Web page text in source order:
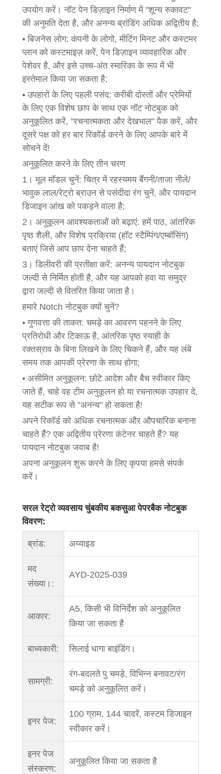
उपयोग करें। नॉट पेन डिज़ाइन निर्माण में "शून्य रुकावट"
की अनुमति देता है, और अनन्य ब्रांडिंग अधिक अद्वितीय है;
• बिजनेस लोग: कंपनी के लोगो, मीटिंग मिनट और कस्टमर
प्लान को कस्टमाइज़ करें, पेन डिज़ाइन व्यावहारिक और
पेशेवर है, और इसे उच्च-अंत स्मारिका के रूप में भी
इस्तेमाल किया जा सकता है;
• उपहारों के लिए पहली पसंद: करीबी दोस्तों और प्रेमियों
के लिए एक विशेष छाप के साथ एक नॉट नोटबुक को
अनुकूलित करें, "रचनात्मकता और देखभाल" पैक करें, और
दूसरे पक्ष को हर बार रिकॉर्ड करने के लिए आपके बारे में
सोचने दें!
अनुकूलित करने के लिए तीन चरण
1। मूल मॉडल चुनें: चित्र में रहस्यमय बैंगनी/ताजा नीले/
भावुक लाल/रेट्रो ब्राउन से पसंदीदा रंग चुनें, और पायदान
डिजाइन आंख को पकड़ने वाला है;
2। अनुकूलन आवश्यकताओं को बढ़ाएं: हमें पाठ, आंतरिक
पृष्ठ शैली, और विशेष प्रक्रिया (हॉट स्टैम्पिंग/एम्बॉसिंग)
बताएं जिसे आप छाप देना चाहते हैं;
3। डिलीवरी की प्रतीक्षा करें: अनन्य पायदान नोटबुक
जल्दी से निर्मित होती है, और यह आपको हवा या समुद्र
द्वारा जल्दी से वितरित किया जाता है।
हमारे Notch नोटबुक क्यों चुनें?
• गुणवत्ता की ताकत: चमड़े का आवरण पहनने के लिए
प्रतिरोधी और टिकाऊ है, आंतरिक पृष्ठ स्याही के
रक्तस्राव के बिना लिखने के लिए चिकने हैं, और यह लंबे
समय तक आपकी प्रेरणा के साथ होगा;
• असीमित अनुकूलन: छोटे आदेश और बैच स्वीकार किए
जाते हैं, चाहे वह टीम अनुकूलन हो या रचनात्मक उपहार दे,
यह सटीक रूप से "अनन्य" हो सकता है!
अपने रिकॉर्ड को अधिक रचनात्मक और औपचारिक बनाना
चाहते हैं? एक अद्वितीय प्रेरणा कंटेनर चाहते हैं? यह
पायदान नोटबुक जवाब है!
अपना अनुकूलन शुरू करने के लिए कृपया हमसे संपर्क
करें।
सरल रेट्रो व्यवसाय चुंबकीय बकसुआ पेपरबैक नोटबुक
विवरण:
ब्रांड: अय्याइड
मद
संख्या।:
AYD-2025-039
आकार:
A5, किसी भी विनिर्देश को अनुकूलित
किया जा सकता है
बाध्यकारी: सिलाई धागा बाइंडिंग।
सामग्री:
रंग-बदलते पु चमड़े, विभिन्न बनावट/रंग
चमड़े को अनुकूलित करें।
इनर पेज:
100 ग्राम, 144 चादरें, कस्टम डिजाइन
स्वीकार करें।
इनर पेज
संस्करण:
अनुकूलित किया जा सकता है